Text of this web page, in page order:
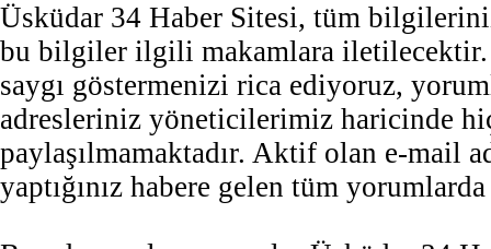
Üsküdar 34 Haber Sitesi, tüm
bu bilgiler ilgili makamlara iletilecektir.
saygı göstermenizi rica ediyoruz,
adresleriniz yöneticilerimiz haricinde
paylaşılmamaktadır. Aktif olan e-mail
yaptığınız habere gelen tüm